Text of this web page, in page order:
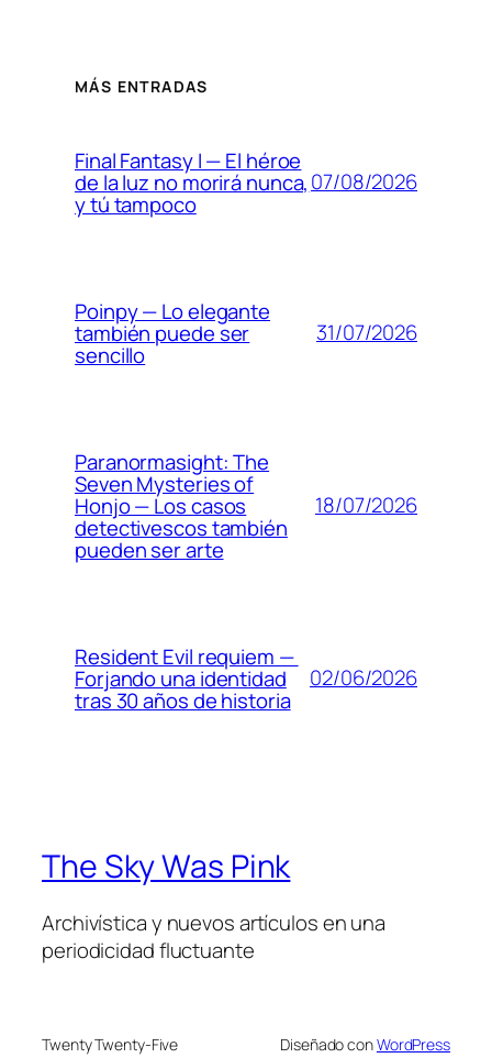
MÁS ENTRADAS
Final Fantasy I — El héroe
de la luz no morirá nunca,
y tú tampoco
07/08/2026
Poinpy — Lo elegante
también puede ser
sencillo
31/07/2026
Paranormasight: The
Seven Mysteries of
Honjo — Los casos
detectivescos también
pueden ser arte
18/07/2026
Resident Evil requiem —
Forjando una identidad
tras 30 años de historia
02/06/2026
The Sky Was Pink
Archivística y nuevos artículos en una
periodicidad fluctuante
Twenty Twenty-Five Diseñado conWordPress